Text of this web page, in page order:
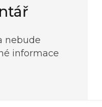
nebude
informace